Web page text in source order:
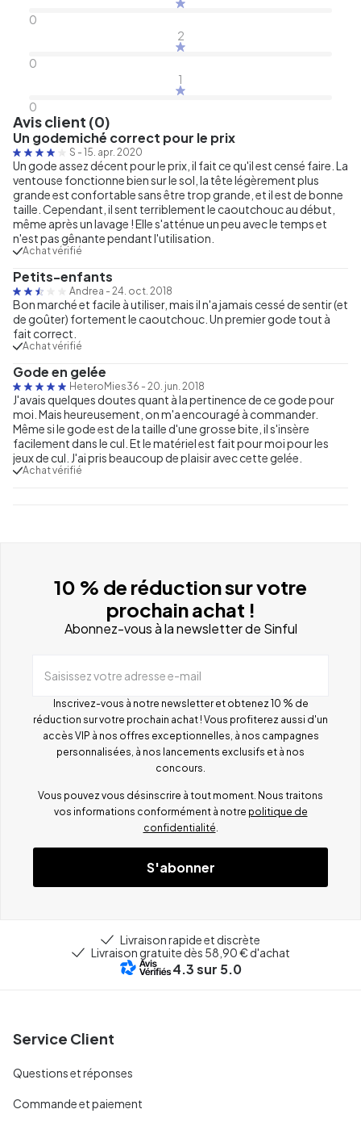
0
2
0
1
0
Avis client (0)
Un godemiché correct pour le prix
S - 15. apr. 2020
Un gode assez décent pour le prix, il fait ce qu'il est censé faire. La
ventouse fonctionne bien sur le sol, la tête légèrement plus
grande est confortable sans être trop grande, et il est de bonne
taille. Cependant, il sent terriblement le caoutchouc au début,
même après un lavage ! Elle s'atténue un peu avec le temps et
n'est pas gênante pendant l'utilisation.
Achat vérifié
Petits-enfants
Andrea - 24. oct. 2018
Bon marché et facile à utiliser, mais il n'a jamais cessé de sentir (et
de goûter) fortement le caoutchouc. Un premier gode tout à
fait correct.
Achat vérifié
Gode en gelée
HeteroMies36 - 20. jun. 2018
J'avais quelques doutes quant à la pertinence de ce gode pour
moi. Mais heureusement, on m'a encouragé à commander.
Même si le gode est de la taille d'une grosse bite, il s'insère
facilement dans le cul. Et le matériel est fait pour moi pour les
jeux de cul. J'ai pris beaucoup de plaisir avec cette gelée.
Achat vérifié
10 % de réduction sur votre
prochain achat !
Abonnez-vous à la newsletter de Sinful
Saisissez votre adresse e-mail
Inscrivez-vous à notre newsletter et obtenez 10 % de
réduction sur votre prochain achat ! Vous profiterez aussi d'un
accès VIP à nos offres exceptionnelles, à nos campagnes
personnalisées, à nos lancements exclusifs et à nos
concours.
Vous pouvez vous désinscrire à tout moment. Nous traitons
vos informations conformément à notre politique de
confidentialité
S'abonner
Livraison rapide et discrète
Livraison gratuite dès 58,90 € d'achat
4.3sur 5.0
Service Client
Questions et réponses
Commande et paiement